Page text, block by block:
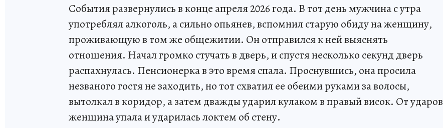
События развернулись в конце апреля 2026 года. В тот день мужчина с утра
употреблял алкоголь, а сильно опьянев, вспомнил старую обиду на женщину,
проживающую в том же общежитии. Он отправился к ней выяснять
отношения. Начал громко стучать в дверь, и спустя несколько секунд дверь
распахнулась. Пенсионерка в это время спала. Проснувшись, она просила
незваного гостя не заходить, но тот схватил ее обеими руками за волосы,
вытолкал в коридор, а затем дважды ударил кулаком в правый висок. От ударов
женщина упала и ударилась локтем об стену.